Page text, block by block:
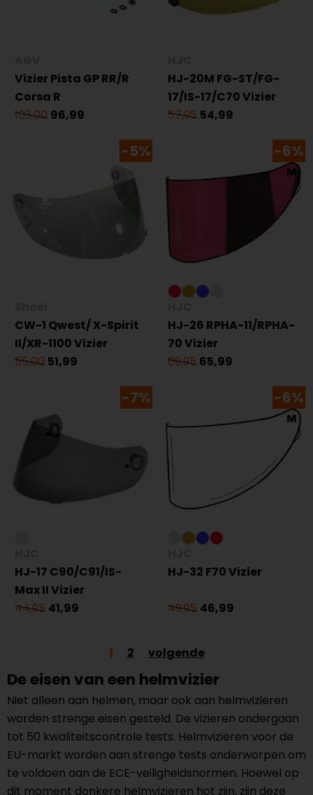
Vizier Pista GP RR/R
Corsa R
103,00 96,99
HJ-20M FG-ST/FG-
17/IS-17/C70 Vizier
57,95 54,99
-5%
CW-1 Qwest/ X-Spirit
II/XR-1100 Vizier
55,00 51,99
-6%
HJ-26 RPHA-11/RPHA-
70 Vizier
69,95 65,99
-7%
HJ-17 C90/C91/IS-
Max II Vizier
44,95 41,99
-6%
HJ-32 F70 Vizier
49,95 46,99
1 2 volgende
De eisen van een helmvizier
Niet alleen aan helmen, maar ook aan helmvizieren
worden strenge eisen gesteld. De vizieren ondergaan
tot 50 kwaliteitscontrole tests. Helmvizieren voor de
EU-markt worden aan strenge tests onderworpen om
te voldoen aan de ECE-veiligheidsnormen. Hoewel op
dit moment donkere helmvizieren hot zijn, zijn deze